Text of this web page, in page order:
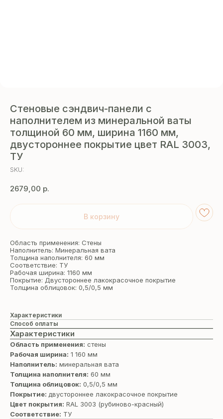
Стеновые сэндвич-панели с
наполнителем из минеральной ваты
толщиной 60 мм, ширина 1160 мм,
двустороннее покрытие цвет RAL 3003,
ТУ
SKU:
2679,00 р.
В корзину
Область применения: Стены
Наполнитель: Минеральная вата
Толщина наполнителя: 60 мм
Соответствие: ТУ
Рабочая ширина: 1160 мм
Покрытие: Двустороннее лакокрасочное покрытие
Толщина облицовок: 0,5/0,5 мм
Характеристики
Способ оплаты
Характеристики
Область применения: стены
Рабочая ширина: 1 160 мм
Наполнитель: минеральная вата
Толщина наполнителя: 60 мм
Толщина облицовок: 0,5/0,5 мм
Покрытие: двустороннее лакокрасочное покрытие
Цвет покрытия: RAL 3003 (рубиново-красный)
Соответствие: ТУ